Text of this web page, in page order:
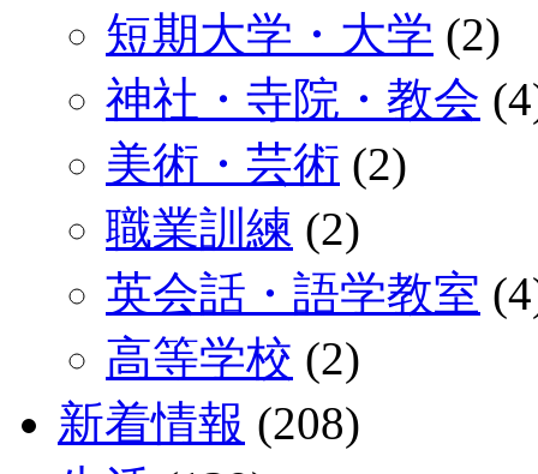
短期大学・大学 (2)
神社・寺院・教会
美術・芸術 (2)
職業訓練 (2)
英会話・語学教室
高等学校 (2)
新着情報 (208)